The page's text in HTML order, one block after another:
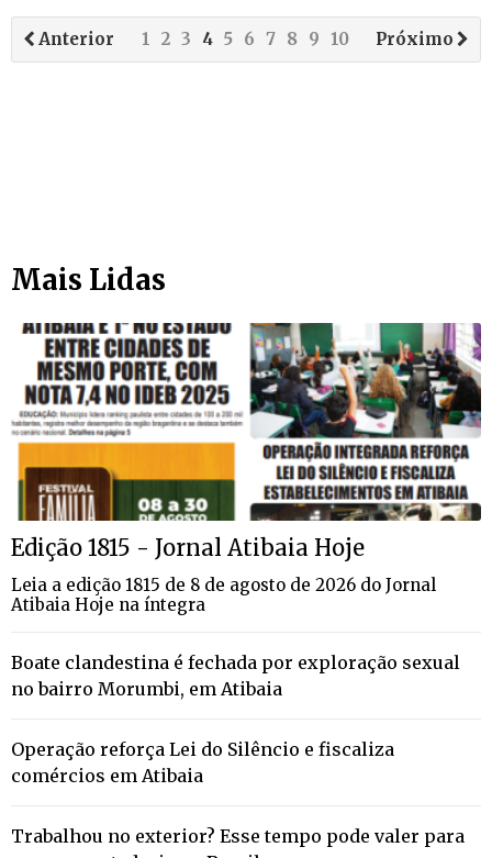
Anterior Próximo
1 2 3 4 5 6 7 8 9 10
Mais Lidas
Edição 1815 - Jornal Atibaia Hoje
Leia a edição 1815 de 8 de agosto de 2026 do Jornal
Atibaia Hoje na íntegra
Boate clandestina é fechada por exploração sexual
no bairro Morumbi, em Atibaia
Operação reforça Lei do Silêncio e fiscaliza
comércios em Atibaia
Trabalhou no exterior? Esse tempo pode valer para